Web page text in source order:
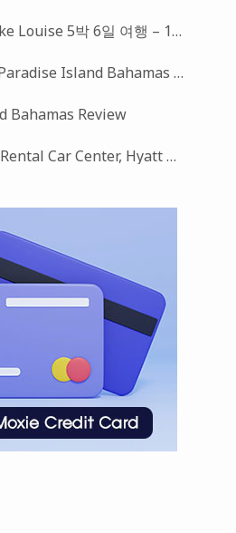
2026 캐나다 Banff & Lake Louise 5박 6일 여행 – 1편: 발권 및 예약
Moxie의 2026 Atlantis Paradise Island Bahamas 맛집기행 – Amber, Fish by Jose Andres, Nobu Restaurant
Bahamas Review
LA 여행 이모저모 – LAX Rental Car Center, Hyatt Place Suite, Laguna Beach, 그리고 LA Dodgers